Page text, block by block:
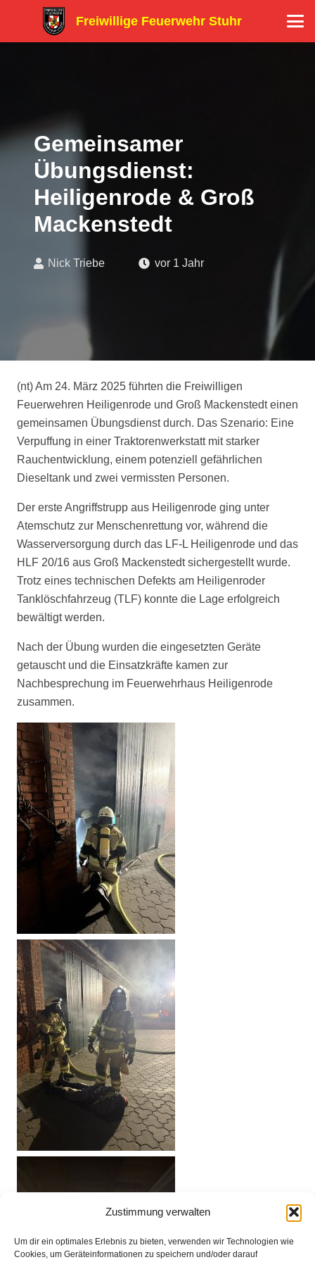
Zustimmung verwalten
Um dir ein optimales Erlebnis zu bieten, verwenden wir Technologien wie
Cookies, um Geräteinformationen zu speichern und/oder darauf
Freiwillige Feuerwehr Stuhr
Gemeinsamer
Übungsdienst:
Heiligenrode & Groß
Mackenstedt
Nick Triebe vor 1 Jahr
(nt) Am 24. März 2025 führten die Freiwilligen
Feuerwehren Heiligenrode und Groß Mackenstedt einen
gemeinsamen Übungsdienst durch. Das Szenario: Eine
Verpuffung in einer Traktorenwerkstatt mit starker
Rauchentwicklung, einem potenziell gefährlichen
Dieseltank und zwei vermissten Personen.
Der erste Angriffstrupp aus Heiligenrode ging unter
Atemschutz zur Menschenrettung vor, während die
Wasserversorgung durch das LF-L Heiligenrode und das
HLF 20/16 aus Groß Mackenstedt sichergestellt wurde.
Trotz eines technischen Defekts am Heiligenroder
Tanklöschfahrzeug (TLF) konnte die Lage erfolgreich
bewältigt werden.
Nach der Übung wurden die eingesetzten Geräte
getauscht und die Einsatzkräfte kamen zur
Nachbesprechung im Feuerwehrhaus Heiligenrode
zusammen.